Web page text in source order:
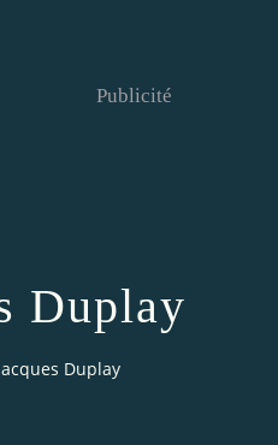
Publicité
Duplay
Duplay